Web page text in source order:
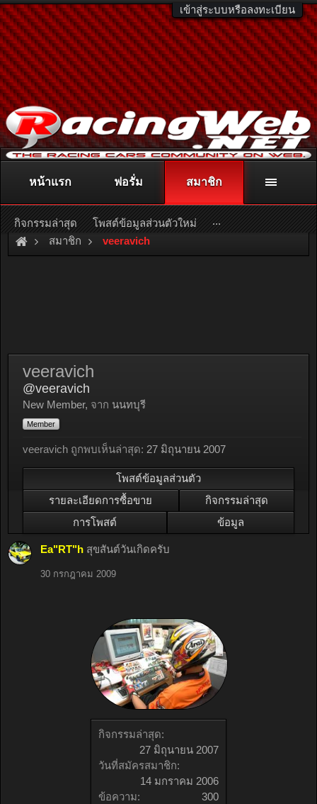
เข้าสู่ระบบหรือลงทะเบียน
ติดต่อลงโฆษณา racingweb@gmail.comหรือโทร. 081-811-1138
หรืออ่านรายละเอียดเพิ่มเติม คลิกที่นี่
สมาชิก veeravich
กิจกรรมล่าสุด:
27 มิถุนายน 2007
วันที่สมัครสมาชิก:
14 มกราคม 2006
ข้อความ:
300
veeravich
@veeravich
New Member, จาก นนทบุรี
Member
veeravich ถูกพบเห็นล่าสุด: 27 มิถุนายน 2007
โพสต์ข้อมูลส่วนตัว
รายละเอียดการซื้อขาย
กิจกรรมล่าสุด
การโพสต์
ข้อมูล
Ea"RT"h สุขสันต์วันเกิดครับ
30 กรกฎาคม 2009
หน้าแรก ฟอรั่ม สมาชิก
กิจกรรมล่าสุด โพสต์ข้อมูลส่วนตัวใหม่ ...